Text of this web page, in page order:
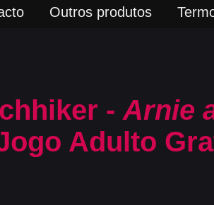
Outros produtos
- Arnie
Adulto